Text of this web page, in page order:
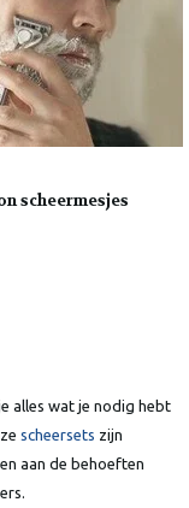
scheermesjes
alles wat je nodig hebt
scheersets zijn
aan de behoeften